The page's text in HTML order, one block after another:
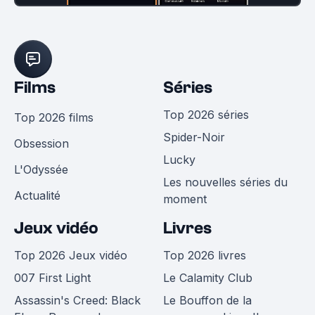
Films
Top 2026 films
Obsession
L'Odyssée
Actualité
Séries
Top 2026 séries
Spider-Noir
Lucky
Les nouvelles séries du
moment
Jeux vidéo
Top 2026 Jeux vidéo
007 First Light
Assassin's Creed: Black
Livres
Top 2026 livres
Le Calamity Club
Le Bouffon de la